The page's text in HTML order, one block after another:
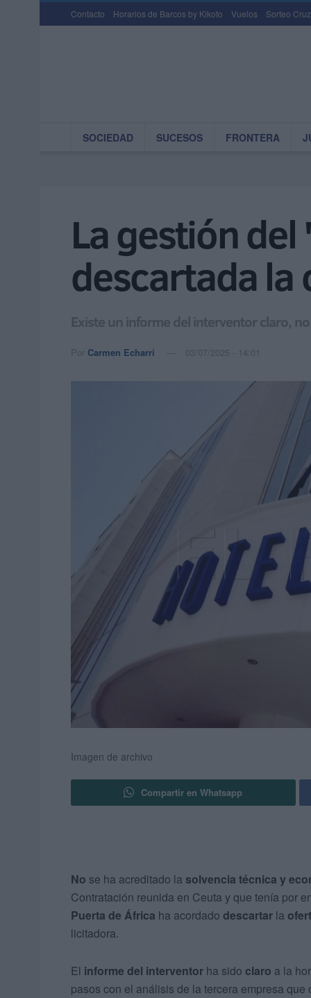
Contacto Horarios de Barcos by Kikoto Vuelos Sorteo
SOCIEDAD SUCESOS FRONTERA
La gestión
descartada la
Existe un informe del interventor claro,
Por Carmen Echarri 03/07/2025 - 14:01
Imagen de archivo
Compartir en Whatsapp
No se ha acreditado la solvencia técnica y
Contratación reunida en Ceuta y que tenía por
Puerta de África ha acordado descartar la
licitadora.
El informe del interventor ha sido claro a la
pasos con el análisis de la tercera empresa